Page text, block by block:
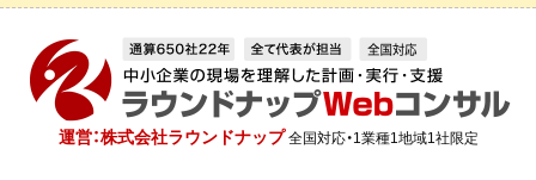
運営：株式会社ラウンドナップ 全国対応・1業種1地域1社限定